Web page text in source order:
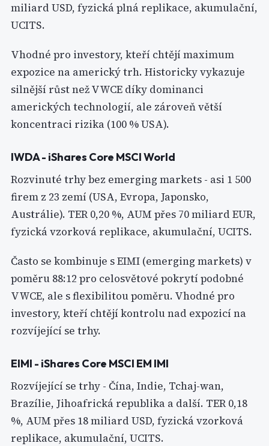
miliard USD, fyzická plná replikace, akumulační,
UCITS.
Vhodné pro investory, kteří chtějí maximum
expozice na americký trh. Historicky vykazuje
silnější růst než VWCE díky dominanci
amerických technologií, ale zároveň větší
koncentraci rizika (100 % USA).
IWDA - iShares Core MSCI World
Rozvinuté trhy bez emerging markets - asi 1 500
firem z 23 zemí (USA, Evropa, Japonsko,
Austrálie). TER 0,20 %, AUM přes 70 miliard EUR,
fyzická vzorková replikace, akumulační, UCITS.
Často se kombinuje s EIMI (emerging markets) v
poměru 88:12 pro celosvětové pokrytí podobné
VWCE, ale s flexibilitou poměru. Vhodné pro
investory, kteří chtějí kontrolu nad expozicí na
rozvíjející se trhy.
EIMI - iShares Core MSCI EM IMI
Rozvíjející se trhy - Čína, Indie, Tchaj-wan,
Brazílie, Jihoafrická republika a další. TER 0,18
%, AUM přes 18 miliard USD, fyzická vzorková
replikace, akumulační, UCITS.